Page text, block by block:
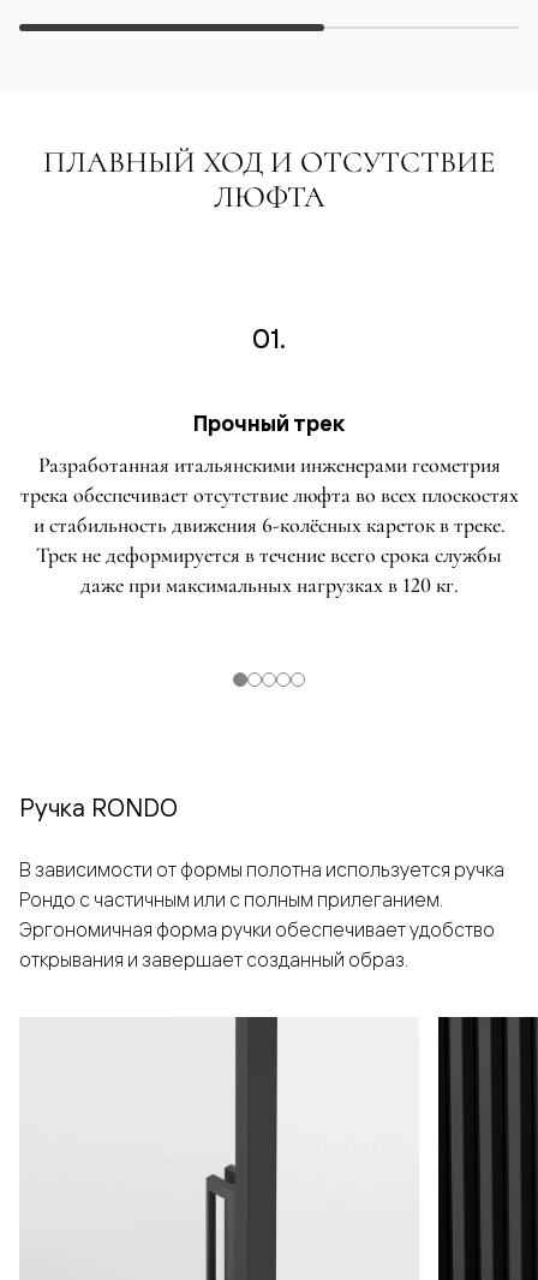
ПЛАВНЫЙ ХОД И ОТСУТСТВИЕ
ЛЮФТА
01.
Прочный трек
Разработанная итальянскими инженерами геометрия
трека обеспечивает отсутствие люфта во всех плоскостях
и стабильность движения 6-колёсных кареток в треке.
Трек не деформируется в течение всего срока службы
даже при максимальных нагрузках в 120 кг.
Ручка RONDO
В зависимости от формы полотна используется ручка
Рондо с частичным или с полным прилеганием.
Эргономичная форма ручки обеспечивает удобство
открывания и завершает созданный образ.